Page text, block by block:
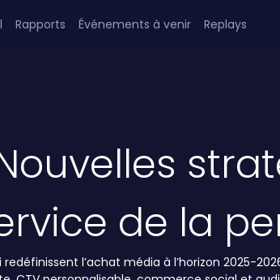
Rapports Événements à venir Replays
de la
l’achat média à l’horizon 2025-